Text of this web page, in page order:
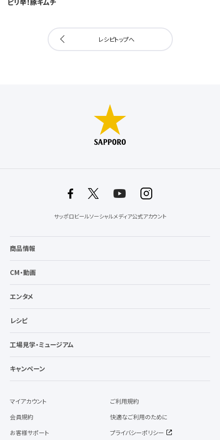
レシピトップへ
サッポロビールソーシャルメディア公式アカウント
商品情報
CM・動画
エンタメ
レシピ
工場見学・ミュージアム
キャンペーン
マイアカウント
会員規約
お客様サポート
ご利用規約
快適なご利用のために
プライバシーポリシー